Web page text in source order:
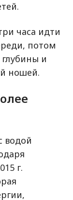
часа идти
потом
и
ношей.
водой
г.